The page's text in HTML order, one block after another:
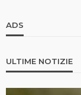
ADS
ULTIME NOTIZIE